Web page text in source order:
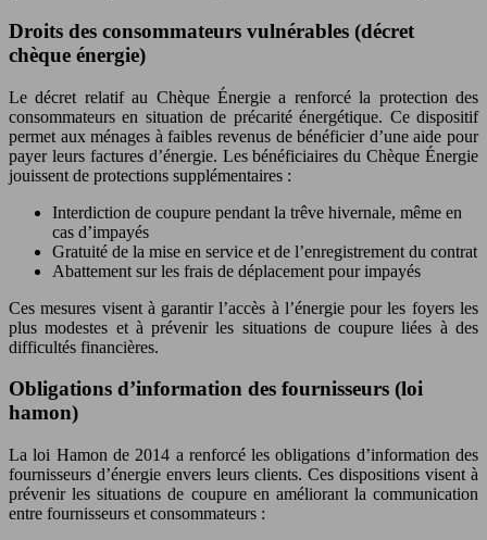
Droits des consommateurs vulnérables (décret
chèque énergie)
Le décret relatif au Chèque Énergie a renforcé la protection des
consommateurs en situation de précarité énergétique. Ce dispositif
permet aux ménages à faibles revenus de bénéficier d’une aide pour
payer leurs factures d’énergie. Les bénéficiaires du Chèque Énergie
jouissent de protections supplémentaires :
Interdiction de coupure pendant la trêve hivernale, même en
cas d’impayés
Gratuité de la mise en service et de l’enregistrement du contrat
Abattement sur les frais de déplacement pour impayés
Ces mesures visent à garantir l’accès à l’énergie pour les foyers les
plus modestes et à prévenir les situations de coupure liées à des
difficultés financières.
Obligations d’information des fournisseurs (loi
hamon)
La loi Hamon de 2014 a renforcé les obligations d’information des
fournisseurs d’énergie envers leurs clients. Ces dispositions visent à
prévenir les situations de coupure en améliorant la communication
entre fournisseurs et consommateurs :